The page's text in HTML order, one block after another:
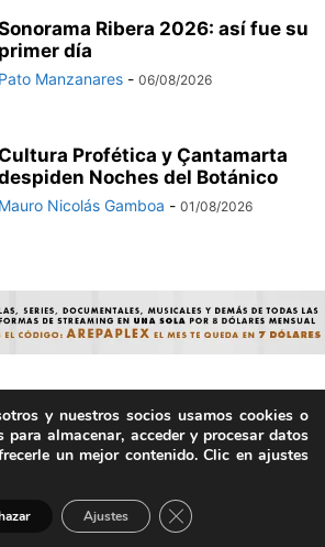
Ribera 2026: así fue su
primer día
Pato Manzanares - 06/08/2026
Profética y Çantamarta
Noches del Botánico
Mauro Nicolás Gamboa - 01/08/2026
2025 - Hecho por humanos, no por
los derechos reservados.
y nuestros socios usamos cookies o
para almacenar, acceder y procesar datos
un mejor contenido. Clic en ajustes
Ajustes Cerrar el banner de